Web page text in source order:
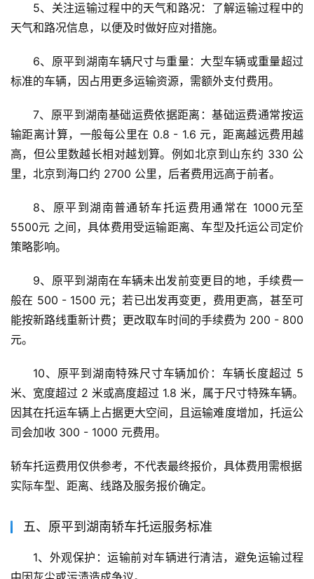
5、关注运输过程中的天气和路况：了解运输过程中的
天气和路况信息，以便及时做好应对措施。
6、原平到湖南车辆尺寸与重量：大型车辆或重量超过
标准的车辆，因占用更多运输资源，需额外支付费用。
7、原平到湖南基础运费依据距离：基础运费通常按运
输距离计算，一般每公里在 0.8 - 1.6 元，距离越远费用越
高，但公里数越长相对越划算。例如北京到山东约 330 公
里，北京到海口约 2700 公里，后者费用远高于前者。
8、原平到湖南普通轿车托运费用通常在 1000元至
5500元 之间，具体费用受运输距离、车型及托运公司定价
策略影响。
9、原平到湖南在车辆未出发前变更目的地，手续费一
般在 500 - 1500 元；若已出发再变更，费用更高，甚至可
能按新路线重新计费；更改取车时间的手续费为 200 - 800
元。
10、原平到湖南特殊尺寸车辆加价：车辆长度超过 5
米、宽度超过 2 米或高度超过 1.8 米，属于尺寸特殊车辆。
因其在托运车辆上占据更大空间，且运输难度增加，托运公
司会加收 300 - 1000 元费用。
轿车托运费用仅供参考，不代表最终报价，具体费用需根据
实际车型、距离、线路及服务报价确定。
五、原平到湖南轿车托运服务标准
1、外观保护：运输前对车辆进行清洁，避免运输过程